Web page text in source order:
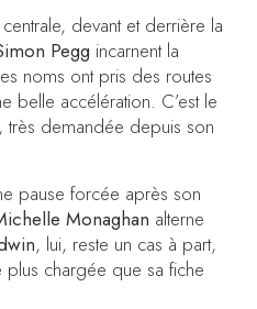
devant et derrière la
Pegg incarnent la
noms ont pris des routes
belle accélération. C’est le
très demandée depuis son
pause forcée après son
Monaghan alterne
, lui, reste un cas à part,
plus chargée que sa fiche